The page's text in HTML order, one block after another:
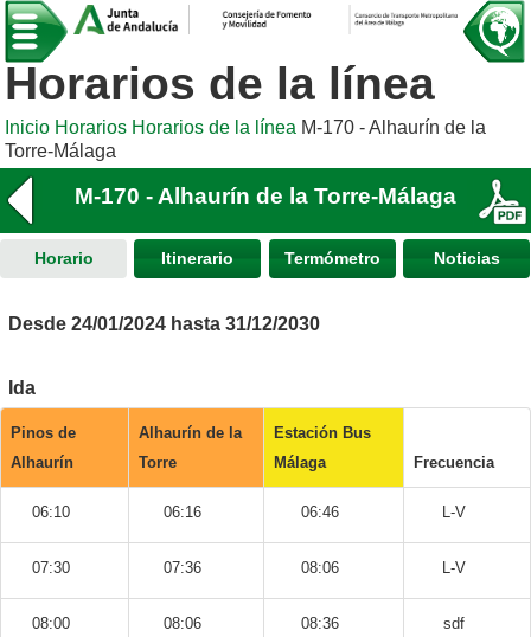
Horarios de la línea
Inicio Horarios Horarios de la línea M-170 - Alhaurín de la
Torre-Málaga
M-170 - Alhaurín de la Torre-Málaga
Horario Itinerario Termómetro Noticias
Desde 24/01/2024 hasta 31/12/2030
Ida
Pinos de
Alhaurín
Alhaurín de la
Torre
Estación Bus
Málaga
Frecuencia
06:10 06:16 06:46 L-V
07:30 07:36 08:06 L-V
08:00 08:06 08:36 sdf